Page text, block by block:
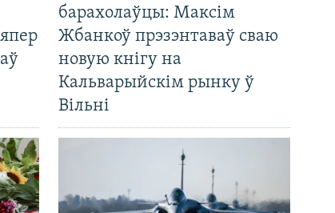
барахолаўцы: Максім
Жбанкоў прэзэнтаваў сваю
новую кнігу на
Кальварыйскім рынку ў
Вільні